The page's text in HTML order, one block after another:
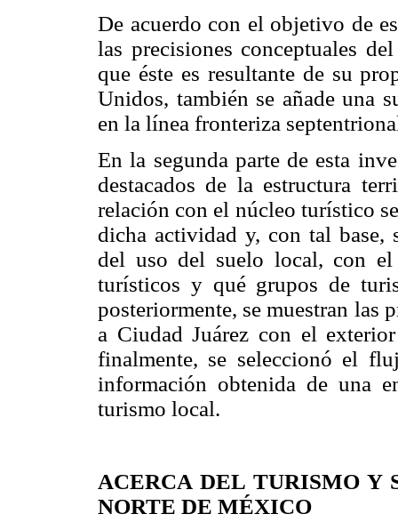
De acuerdo con el objetivo de
las precisiones conceptuales
que éste es resultante de su
Unidos, también se añade una
en la línea fronteriza
En la segunda parte de esta
destacados de la estructura
relación con el núcleo turístico
dicha actividad y, con tal base,
del uso del suelo local, con
turísticos y qué grupos de
posteriormente, se muestran las
a Ciudad Juárez con el
finalmente, se seleccionó el
información obtenida de una
turismo local.
ACERCA DEL TURISMO Y
NORTE DE MÉXICO